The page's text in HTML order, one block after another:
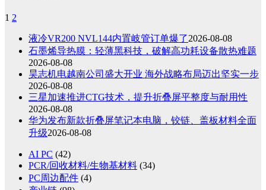
1 2
液冷VR200 NVL144内置岐管订单爆了2026-08-08
石墨烯导热膜：轻薄黑科技，破解高功耗设备散热难题
2026-08-08
昊志机电越南公司盛大开业 海外战略布局迈出坚实一步
2026-08-08
三星加速推进CTG技术，提升折叠屏平整度与耐用性
2026-08-08
华为发布新款折叠屏笔记本电脑，铰链、盖板材料全面
升级2026-08-08
AI PC (42)
PCR/回收材料/生物基材料 (34)
PC周边配件 (4)